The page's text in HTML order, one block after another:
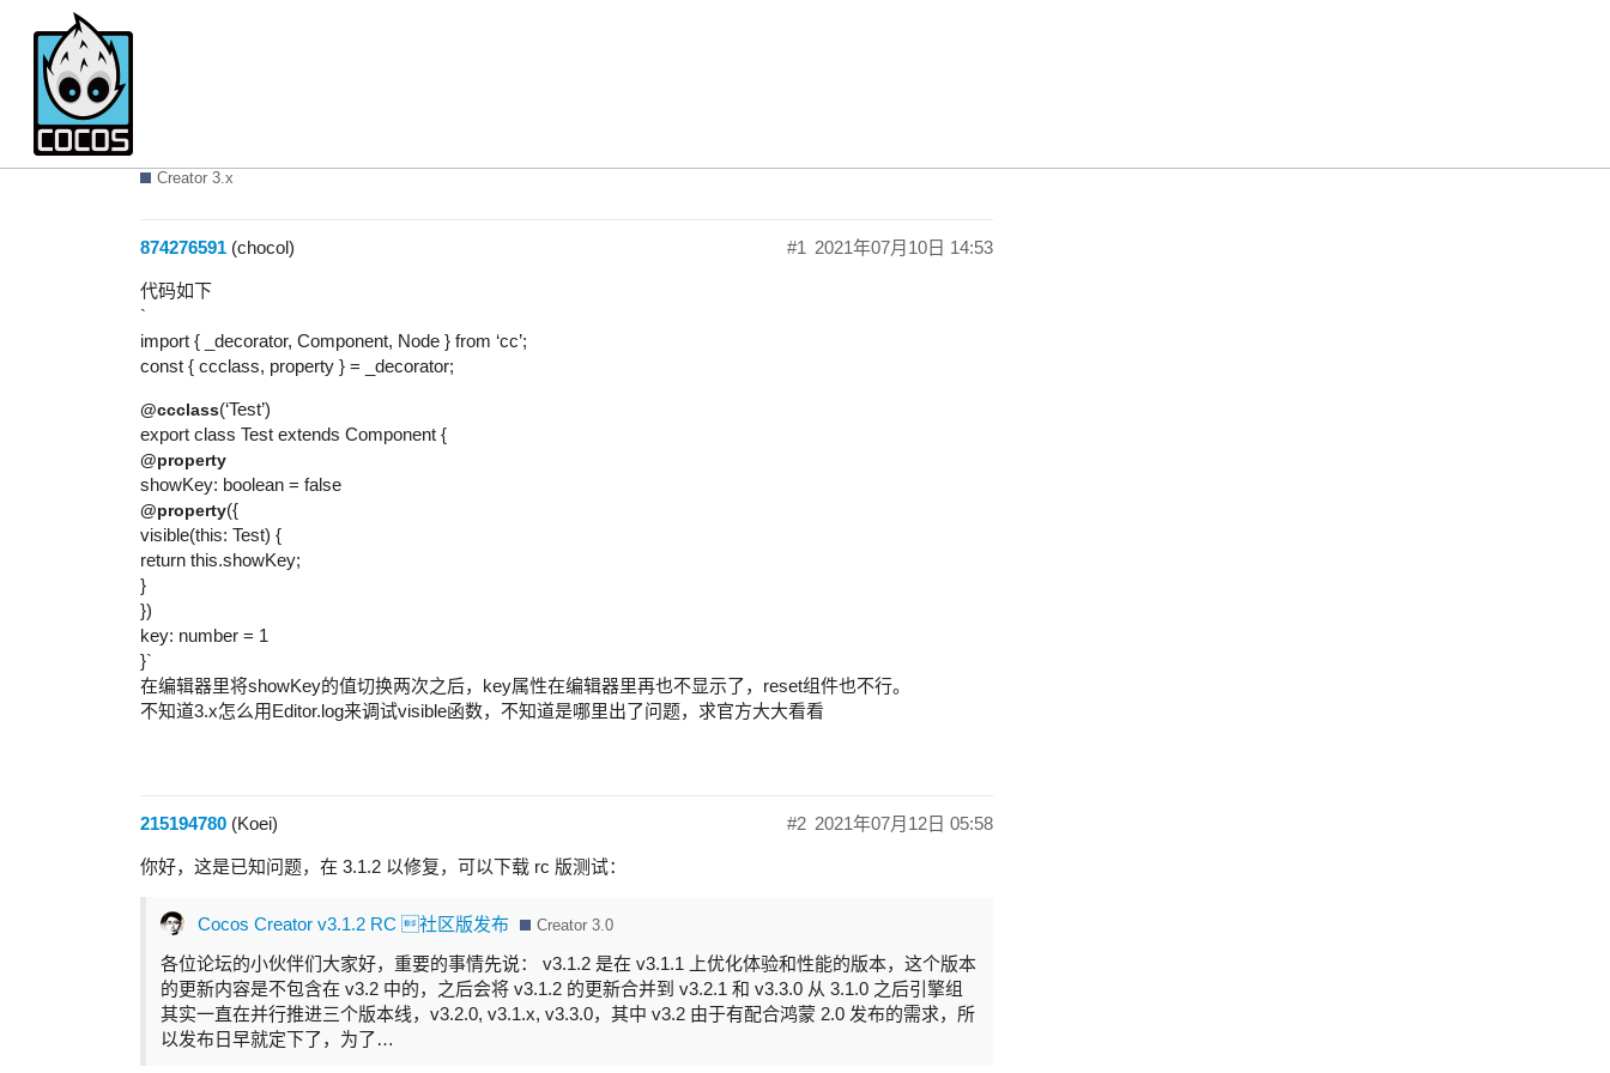
Creator 3.x
874276591 (chocol) 2021年07月10日 14:53
#1
代码如下
`
import { _decorator, Component, Node } from ‘cc’;
const { ccclass, property } = _decorator;
@ccclass(‘Test’)
export class Test extends Component {
@property
showKey: boolean = false
@property({
visible(this: Test) {
return this.showKey;
}
})
key: number = 1
}`
在编辑器里将showKey的值切换两次之后，key属性在编辑器里再也不显示了，reset组件也不行。
不知道3.x怎么用Editor.log来调试visible函数，不知道是哪里出了问题，求官方大大看看
215194780 (Koei) 2021年07月12日 05:58
#2
你好，这是已知问题，在 3.1.2 以修复，可以下载 rc 版测试：
Cocos Creator v3.1.2 RC 社区版发布 Creator 3.0
各位论坛的小伙伴们大家好，重要的事情先说： v3.1.2 是在 v3.1.1 上优化体验和性能的版本，这个版本
的更新内容是不包含在 v3.2 中的，之后会将 v3.1.2 的更新合并到 v3.2.1 和 v3.3.0 从 3.1.0 之后引擎组
其实一直在并行推进三个版本线，v3.2.0, v3.1.x, v3.3.0，其中 v3.2 由于有配合鸿蒙 2.0 发布的需求，所
以发布日早就定下了，为了…